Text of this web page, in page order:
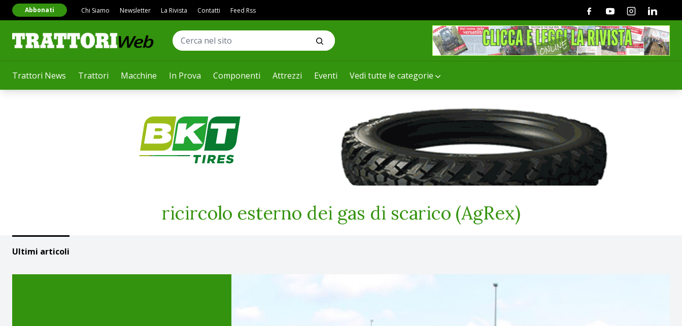
Trattori News Trattori Macchine In Prova Componenti Attrezzi Eventi Vedi tutte le categorie
Abbonati Chi Siamo Newsletter La Rivista Contatti Feed Rss FacebookYoutubeInstagramLinkedin
ricircolo esterno dei gas di scarico (AgRex)
Ultimi articoli